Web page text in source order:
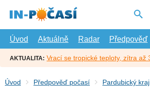
hlavní
Úvod
Aktuálně Radar Předpověď
AKTUALITA: Vrací se tropické teploty, zítra až
Úvod Předpověď počasí Pardubický kraj